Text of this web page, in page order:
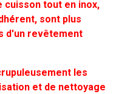
cuisson tout en inox,
sont plus
d'un revêtement
les
et de nettoyage